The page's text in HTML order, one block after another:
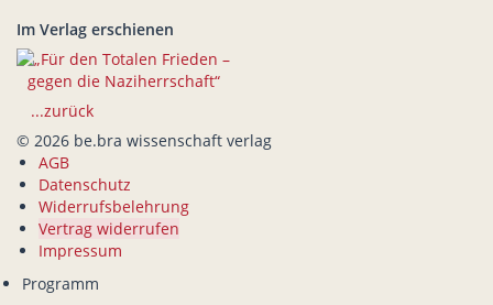
Im Verlag erschienen
...zurück
© 2026 be.bra wissenschaft verlag
AGB
Datenschutz
Widerrufsbelehrung
Vertrag widerrufen
Impressum
Programm